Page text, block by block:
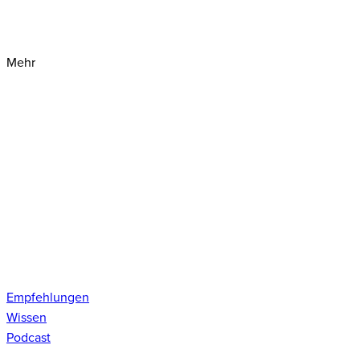
Mehr
Empfehlungen
Wissen
Podcast